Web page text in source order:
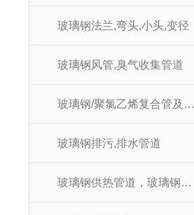
玻璃钢法兰,弯头,小头,变径
玻璃钢风管,臭气收集管道
玻璃钢/聚氯乙烯复合管及管件
玻璃钢排污,排水管道
玻璃钢供热管道，玻璃钢供暖管道